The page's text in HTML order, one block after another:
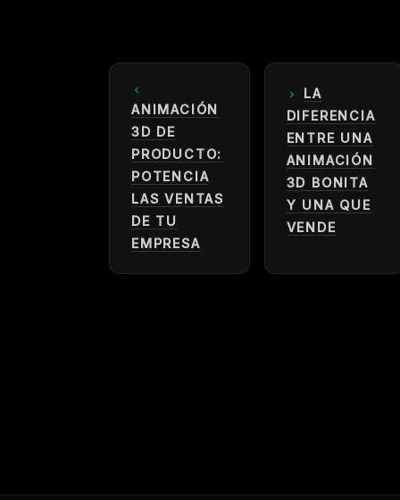
ANIMACIÓN
3D DE
PRODUCTO:
POTENCIA
LAS VENTAS
DE TU
EMPRESA
LA
DIFERENCIA
ENTRE UNA
ANIMACIÓN
3D BONITA
Y UNA QUE
VENDE